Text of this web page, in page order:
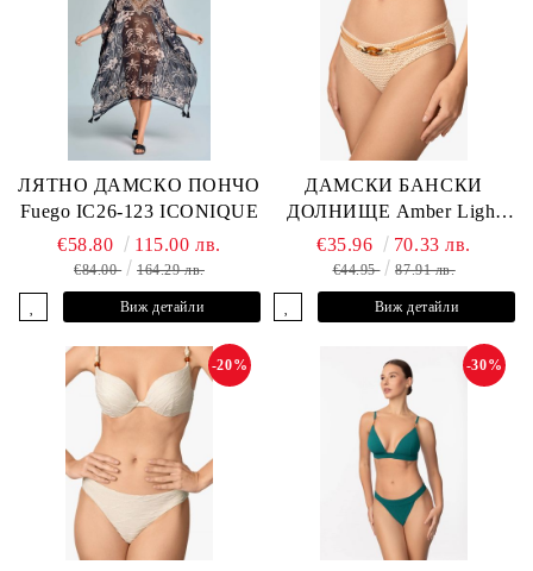
ЛЯТНО ДАМСКО ПОНЧО
Fuego IC26-123 ICONIQUE
€58.80
115.00 лв.
€84.00 164.29 лв.
Виж детайли
ДАМСКИ БАНСКИ
ДОЛНИЩЕ Amber Light
L2605-Z-MCB MARC &
ANDRE
€35.96 70.33 лв.
€44.95 87.91 лв.
Виж детайли
-20% -30%